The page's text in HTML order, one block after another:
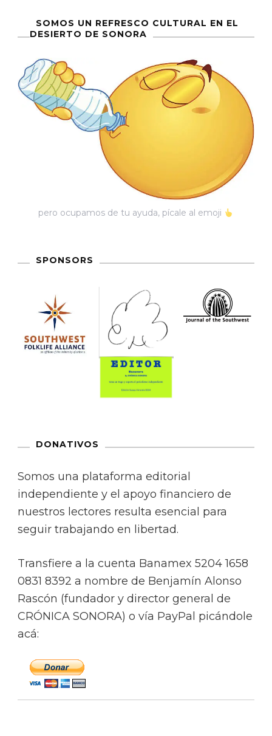
SOMOS UN REFRESCO CULTURAL EN EL
DESIERTO DE SONORA
pero ocupamos de tu ayuda, pícale al emoji
SPONSORS
DONATIVOS
Somos una plataforma editorial
independiente y el apoyo financiero de
nuestros lectores resulta esencial para
seguir trabajando en libertad.
Transfiere a la cuenta Banamex 5204 1658
0831 8392 a nombre de Benjamín Alonso
Rascón (fundador y director general de
CRÓNICA SONORA) o vía PayPal picándole
acá: